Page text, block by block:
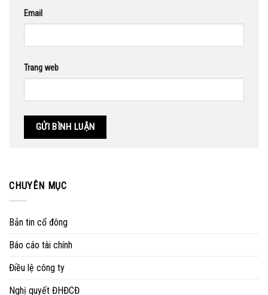
Email
Trang web
CHUYÊN MỤC
Bản tin cổ đông
Báo cáo tài chính
Điều lệ công ty
Nghị quyết ĐHĐCĐ